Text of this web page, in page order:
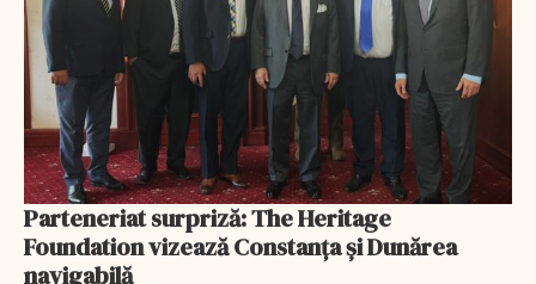
Parteneriat surpriză: The Heritage
Foundation vizează Constanța și Dunărea
navigabilă